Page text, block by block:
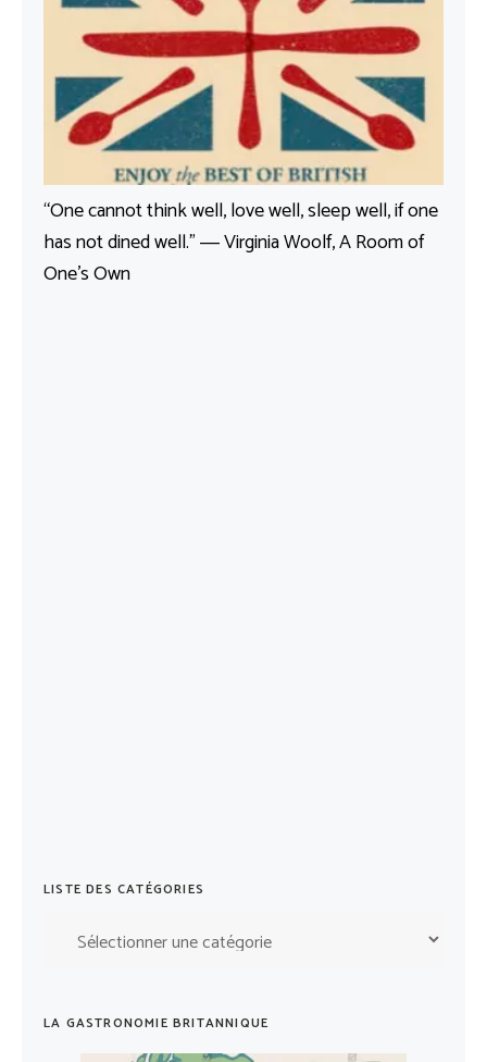
“One cannot think well, love well, sleep well, if one
has not dined well.” ― Virginia Woolf, A Room of
One’s Own
LISTE DES CATÉGORIES
catégories
LA GASTRONOMIE BRITANNIQUE